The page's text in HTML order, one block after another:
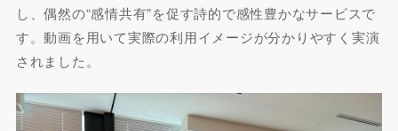
し、偶然の“感情共有”を促す詩的で感性豊かなサービスで
す。動画を用いて実際の利用イメージが分かりやすく実演
されました。